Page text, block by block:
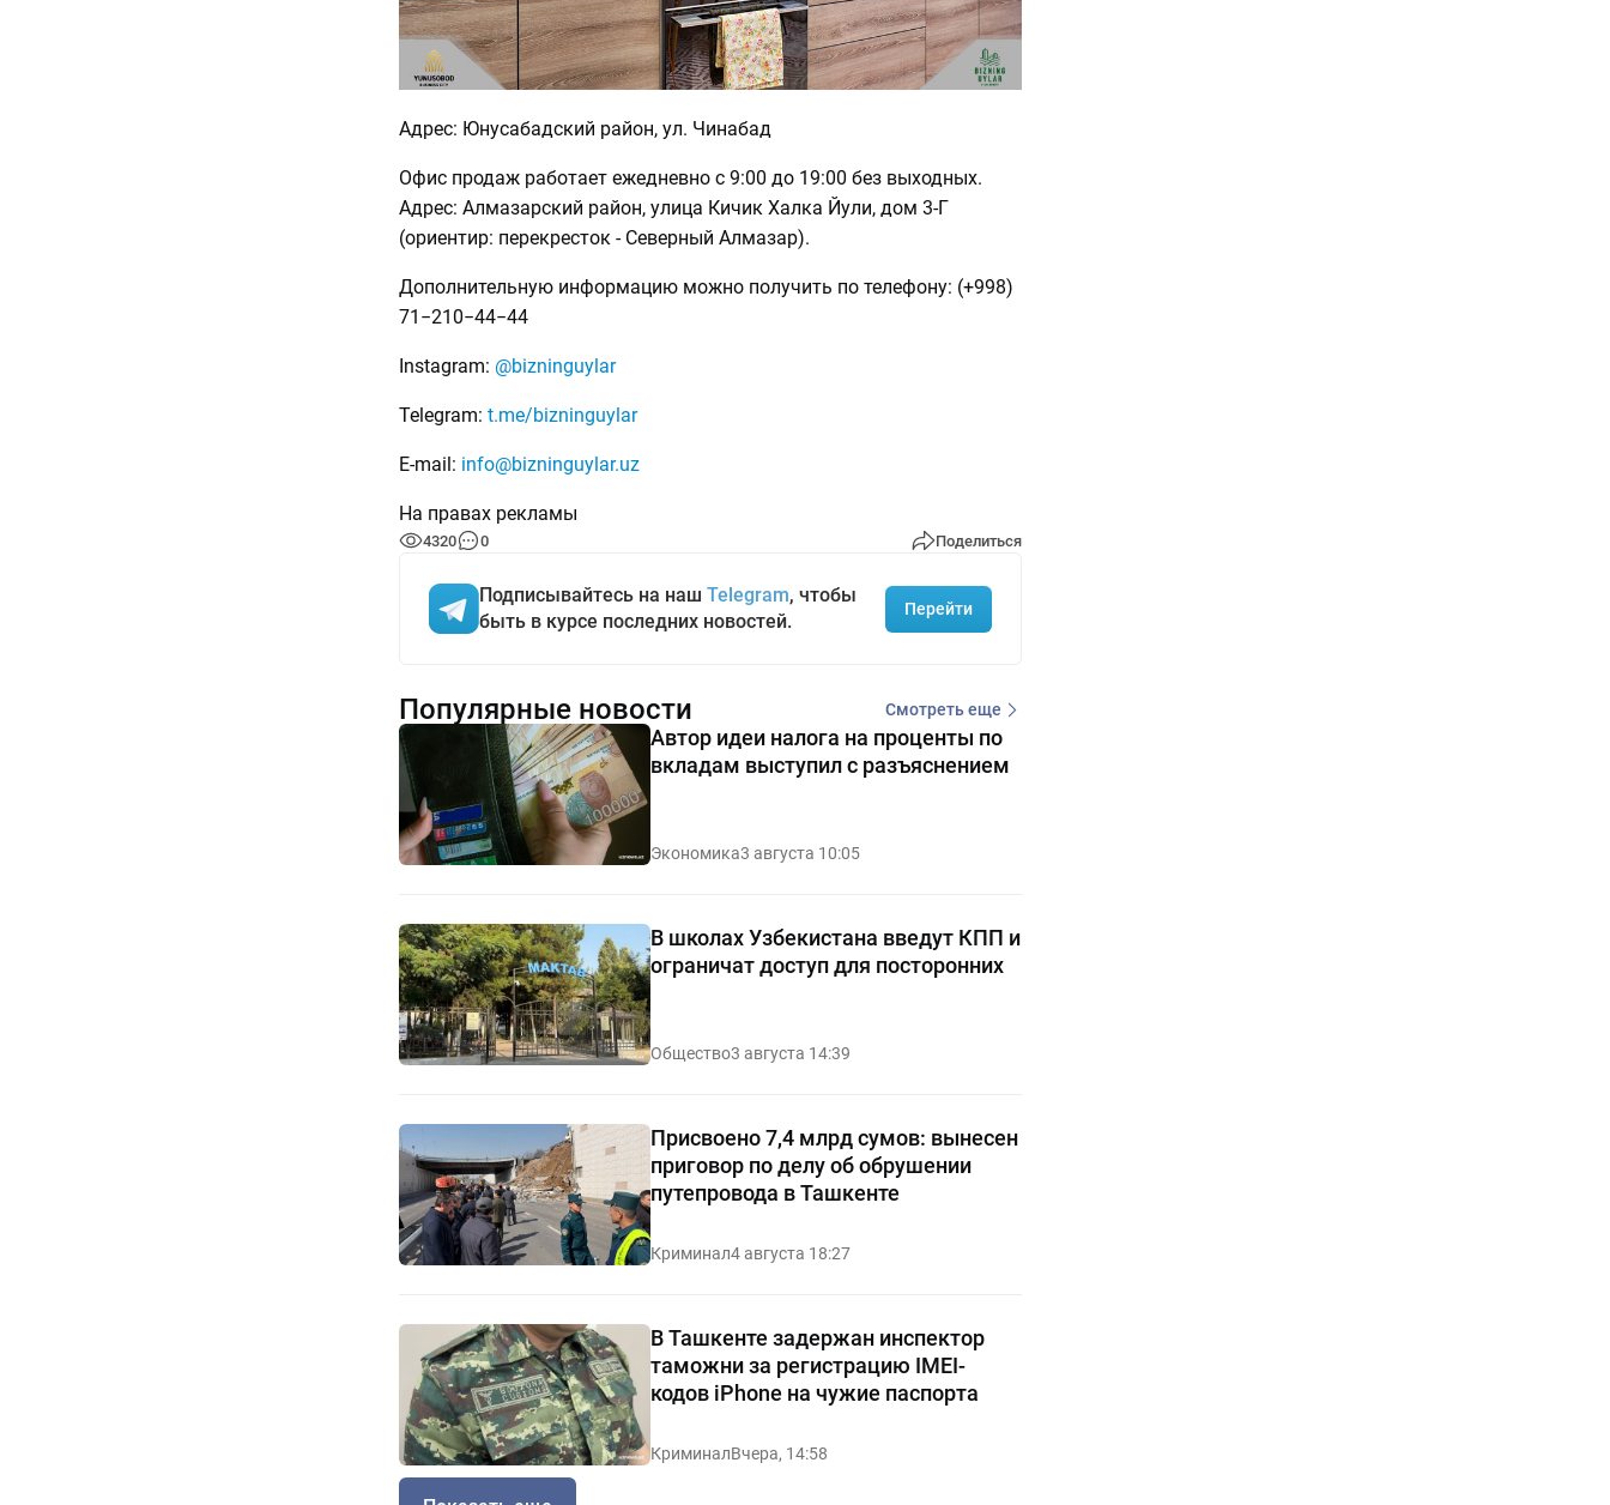
Адрес: Юнусабадский район, ул. Чинабад
Офис продаж работает ежедневно с 9:00 до 19:00 без выходных.
Адрес: Алмазарский район, улица Кичик Халка Йули, дом 3-Г
(ориентир: перекресток - Северный Алмазар).
Дополнительную информацию можно получить по телефону: (+998)
71−210−44−44
Instagram: @bizninguylar
Telegram: t.me/bizninguylar
E-mail: info@bizninguylar.uz
На правах рекламы
4320 0 Поделиться
Подписывайтесь на наш Telegram, чтобы
быть в курсе последних новостей.
Перейти
Популярные новости Смотреть еще
Автор идеи налога на проценты по
вкладам выступил с разъяснением
Экономика3 августа 10:05
В школах Узбекистана введут КПП и
ограничат доступ для посторонних
Общество3 августа 14:39
Присвоено 7,4 млрд сумов: вынесен
приговор по делу об обрушении
путепровода в Ташкенте
Криминал4 августа 18:27
В Ташкенте задержан инспектор
таможни за регистрацию IMEI-
кодов iPhone на чужие паспорта
КриминалВчера, 14:58